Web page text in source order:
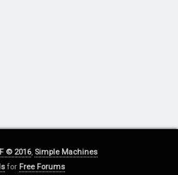
© 2016, Simple Machines
for Free Forums